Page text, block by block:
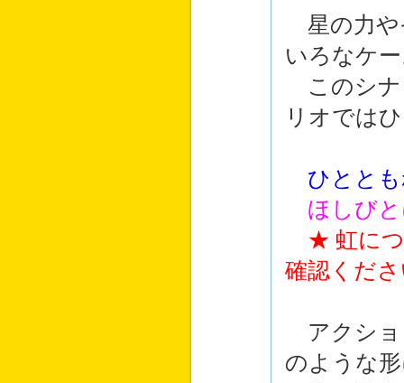
星の力や
いろなケ
このシナ
リオでは
ひとと
ほしびと
★ 虹に
確認くだ
アクショ
のような